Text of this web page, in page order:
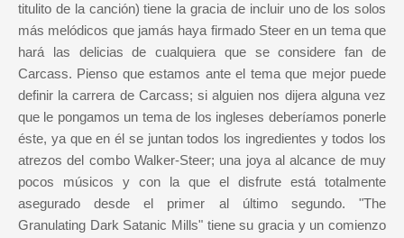
titulito de la canción) tiene la gracia de incluir uno de los solos
más melódicos que jamás haya firmado Steer en un tema que
hará las delicias de cualquiera que se considere fan de
Carcass. Pienso que estamos ante el tema que mejor puede
definir la carrera de Carcass; si alguien nos dijera alguna vez
que le pongamos un tema de los ingleses deberíamos ponerle
éste, ya que en él se juntan todos los ingredientes y todos los
atrezos del combo Walker-Steer; una joya al alcance de muy
pocos músicos y con la que el disfrute está totalmente
asegurado desde el primer al último segundo. "The
Granulating Dark Satanic Mills" tiene su gracia y un comienzo